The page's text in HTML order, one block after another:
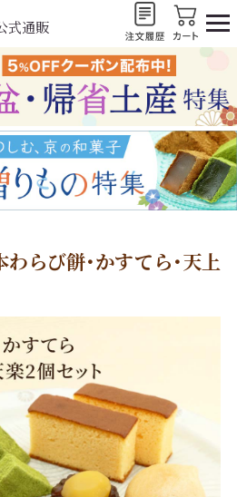
式通販
らび餅･かすてら･天上